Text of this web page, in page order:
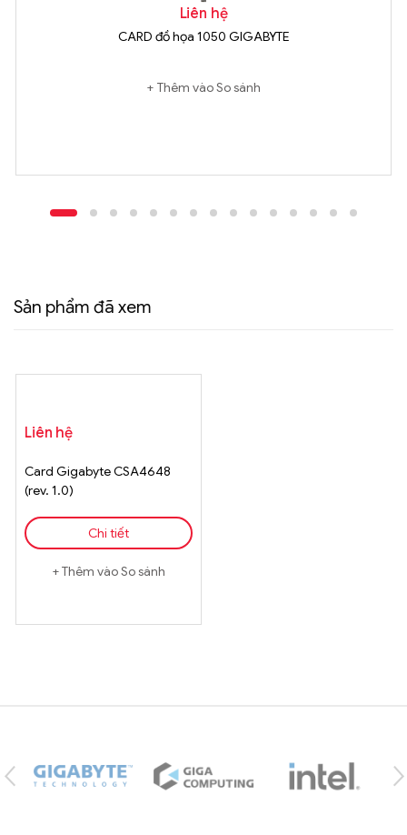
Liên hệ
CARD đồ họa 1050 GIGABYTE
Thêm vào So sánh
Sản phẩm đã xem
Liên hệ
Card Gigabyte CSA4648
(rev. 1.0)
Chi tiết
Thêm vào So sánh